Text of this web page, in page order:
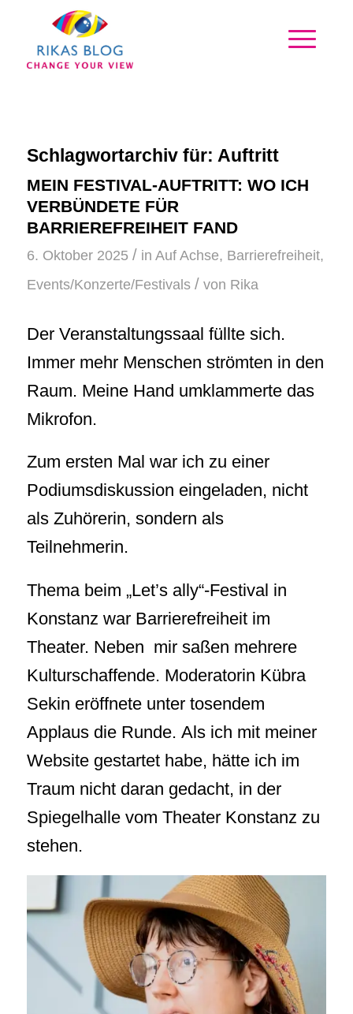
Schlagwortarchiv für: Auftritt
MEIN FESTIVAL-AUFTRITT: WO ICH
VERBÜNDETE FÜR
BARRIEREFREIHEIT FAND
6. Oktober 2025 / in Auf Achse, Barrierefreiheit,
Events/Konzerte/Festivals / von Rika
Der Veranstaltungssaal füllte sich.
Immer mehr Menschen strömten in den
Raum. Meine Hand umklammerte das
Mikrofon.
Zum ersten Mal war ich zu einer
Podiumsdiskussion eingeladen, nicht
als Zuhörerin, sondern als
Teilnehmerin.
Thema beim „Let’s ally“-Festival in
Konstanz war Barrierefreiheit im
Theater. Neben mir saßen mehrere
Kulturschaffende. Moderatorin Kübra
Sekin eröffnete unter tosendem
Applaus die Runde. Als ich mit meiner
Website gestartet habe, hätte ich im
Traum nicht daran gedacht, in der
Spiegelhalle vom Theater Konstanz zu
stehen.